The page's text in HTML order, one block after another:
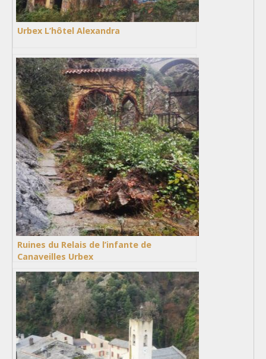
Urbex L’hôtel Alexandra
Ruines du Relais de l’infante de
Canaveilles Urbex